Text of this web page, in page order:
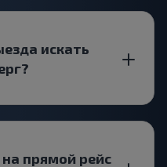
искать
прямой рейс